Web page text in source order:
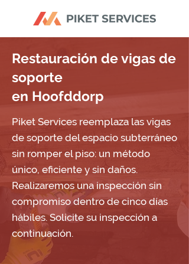
Restauración de vigas de
soporte
en Hoofddorp
Piket Services reemplaza las vigas
de soporte del espacio subterráneo
sin romper el piso: un método
único, eficiente y sin daños.
Realizaremos una inspección sin
compromiso dentro de cinco días
hábiles. Solicite su inspección a
continuación.